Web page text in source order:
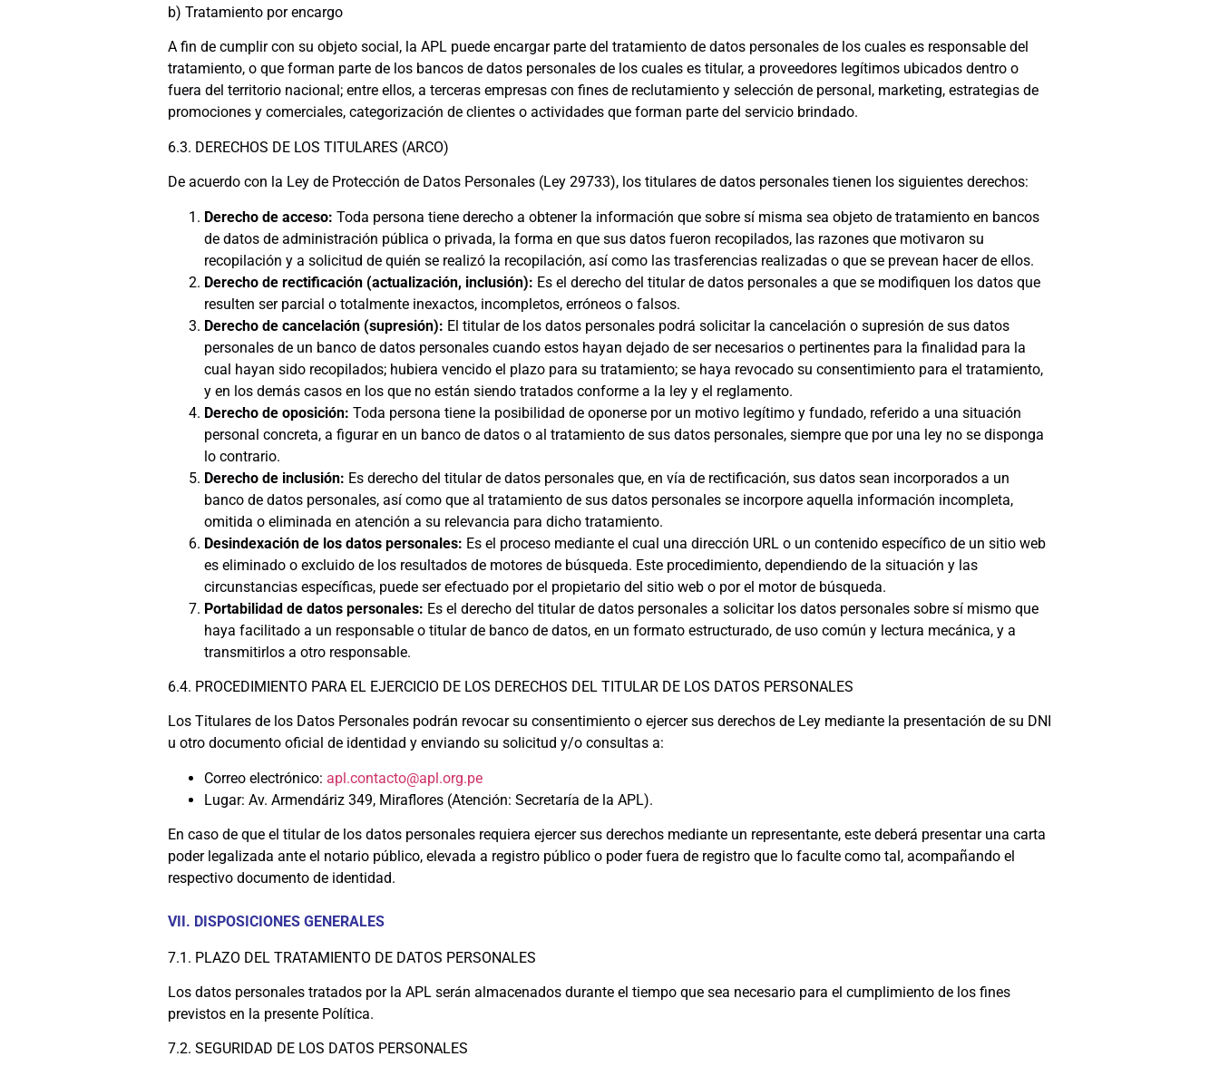
b) Tratamiento por encargo
A fin de cumplir con su objeto social, la APL puede encargar parte del tratamiento de datos personales de los cuales es responsable del
tratamiento, o que forman parte de los bancos de datos personales de los cuales es titular, a proveedores legítimos ubicados dentro o
fuera del territorio nacional; entre ellos, a terceras empresas con fines de reclutamiento y selección de personal, marketing, estrategias de
promociones y comerciales, categorización de clientes o actividades que forman parte del servicio brindado.
6.3. DERECHOS DE LOS TITULARES (ARCO)
De acuerdo con la Ley de Protección de Datos Personales (Ley 29733), los titulares de datos personales tienen los siguientes derechos:
Derecho de acceso: Toda persona tiene derecho a obtener la información que sobre sí misma sea objeto de tratamiento en bancos
de datos de administración pública o privada, la forma en que sus datos fueron recopilados, las razones que motivaron su
recopilación y a solicitud de quién se realizó la recopilación, así como las trasferencias realizadas o que se prevean hacer de ellos.
Derecho de rectificación (actualización, inclusión): Es el derecho del titular de datos personales a que se modifiquen los datos que
resulten ser parcial o totalmente inexactos, incompletos, erróneos o falsos.
Derecho de cancelación (supresión): El titular de los datos personales podrá solicitar la cancelación o supresión de sus datos
personales de un banco de datos personales cuando estos hayan dejado de ser necesarios o pertinentes para la finalidad para la
cual hayan sido recopilados; hubiera vencido el plazo para su tratamiento; se haya revocado su consentimiento para el tratamiento,
y en los demás casos en los que no están siendo tratados conforme a la ley y el reglamento.
Derecho de oposición: Toda persona tiene la posibilidad de oponerse por un motivo legítimo y fundado, referido a una situación
personal concreta, a figurar en un banco de datos o al tratamiento de sus datos personales, siempre que por una ley no se disponga
lo contrario.
Derecho de inclusión: Es derecho del titular de datos personales que, en vía de rectificación, sus datos sean incorporados a un
banco de datos personales, así como que al tratamiento de sus datos personales se incorpore aquella información incompleta,
omitida o eliminada en atención a su relevancia para dicho tratamiento.
Desindexación de los datos personales: Es el proceso mediante el cual una dirección URL o un contenido específico de un sitio web
es eliminado o excluido de los resultados de motores de búsqueda. Este procedimiento, dependiendo de la situación y las
circunstancias específicas, puede ser efectuado por el propietario del sitio web o por el motor de búsqueda.
Portabilidad de datos personales: Es el derecho del titular de datos personales a solicitar los datos personales sobre sí mismo que
haya facilitado a un responsable o titular de banco de datos, en un formato estructurado, de uso común y lectura mecánica, y a
transmitirlos a otro responsable.
6.4. PROCEDIMIENTO PARA EL EJERCICIO DE LOS DERECHOS DEL TITULAR DE LOS DATOS PERSONALES
Los Titulares de los Datos Personales podrán revocar su consentimiento o ejercer sus derechos de Ley mediante la presentación de su DNI
u otro documento oficial de identidad y enviando su solicitud y/o consultas a:
Correo electrónico: apl.contacto@apl.org.pe
Lugar: Av. Armendáriz 349, Miraflores (Atención: Secretaría de la APL).
En caso de que el titular de los datos personales requiera ejercer sus derechos mediante un representante, este deberá presentar una carta
poder legalizada ante el notario público, elevada a registro público o poder fuera de registro que lo faculte como tal, acompañando el
respectivo documento de identidad.
VII. DISPOSICIONES GENERALES
7.1. PLAZO DEL TRATAMIENTO DE DATOS PERSONALES
Los datos personales tratados por la APL serán almacenados durante el tiempo que sea necesario para el cumplimiento de los fines
previstos en la presente Política.
7.2. SEGURIDAD DE LOS DATOS PERSONALES